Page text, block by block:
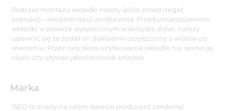
Podczas montażu wkładki należy ściśle przestrzegać
instrukcji i rekomendacji producenta. Przed umieszczeniem
wkładki w otworze wywierconym w skrzydle drzwi, należy
upewnić się że został on dokładnie oczyszczony z wiórów po
wierceniu. Przez cały okres użytkowania wkładki nie wolno jej
oliwić czy używać jakichkolwiek smarów.
Marka
ISEO to znany na całym świecie producent zamknięć